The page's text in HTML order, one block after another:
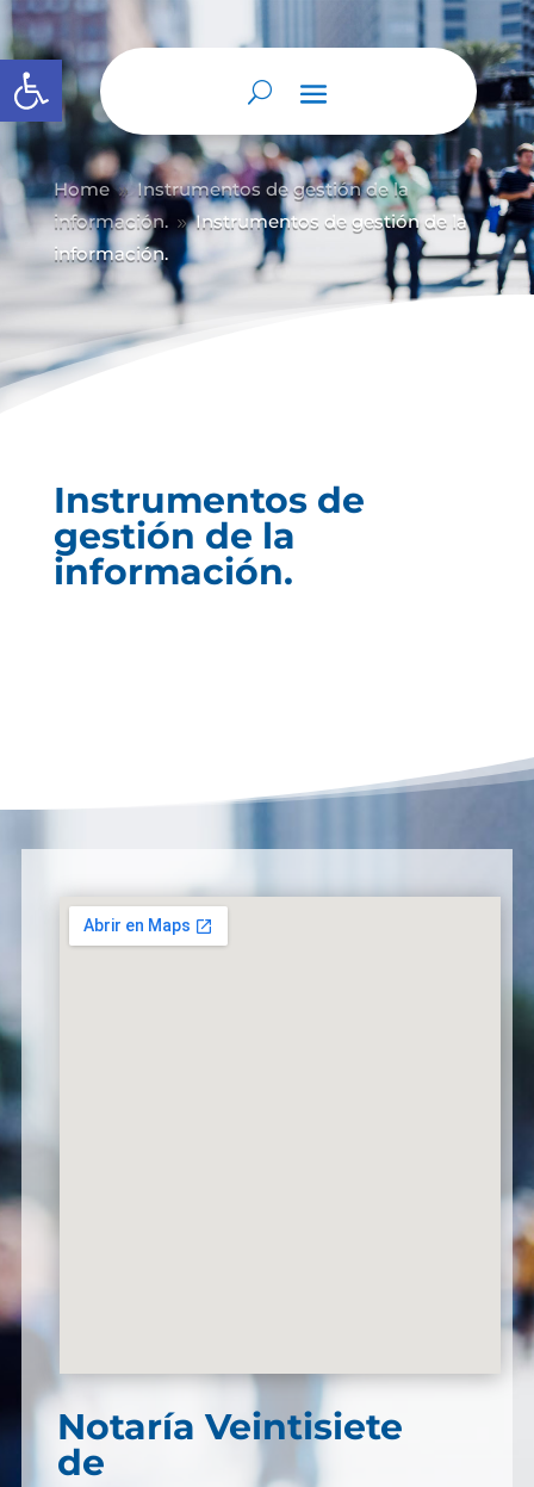
Abrir barra de herramientas
Home 9 Instrumentos de gestión de la
información. 9 Instrumentos de gestión de la
información.
Instrumentos de
gestión de la
información.
Notaría Veintisiete
de